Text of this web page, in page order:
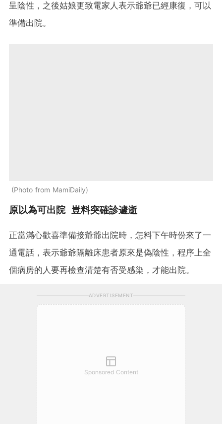
呈陰性，之後姑娘更致電家人表示爺爺已經康復，可以
準備出院。
Photo from MamiDaily
原以為可出院 豈料突確診遽逝
正當滿心歡喜準備接爺爺出院時，怎料下午時份來了一
通電話，表示爺爺隔離床患者原來是偽陰性，程序上全
個病房的人要再檢查清楚有否受感染，才能出院。
ADVERTISEMENT
Sponsored Content